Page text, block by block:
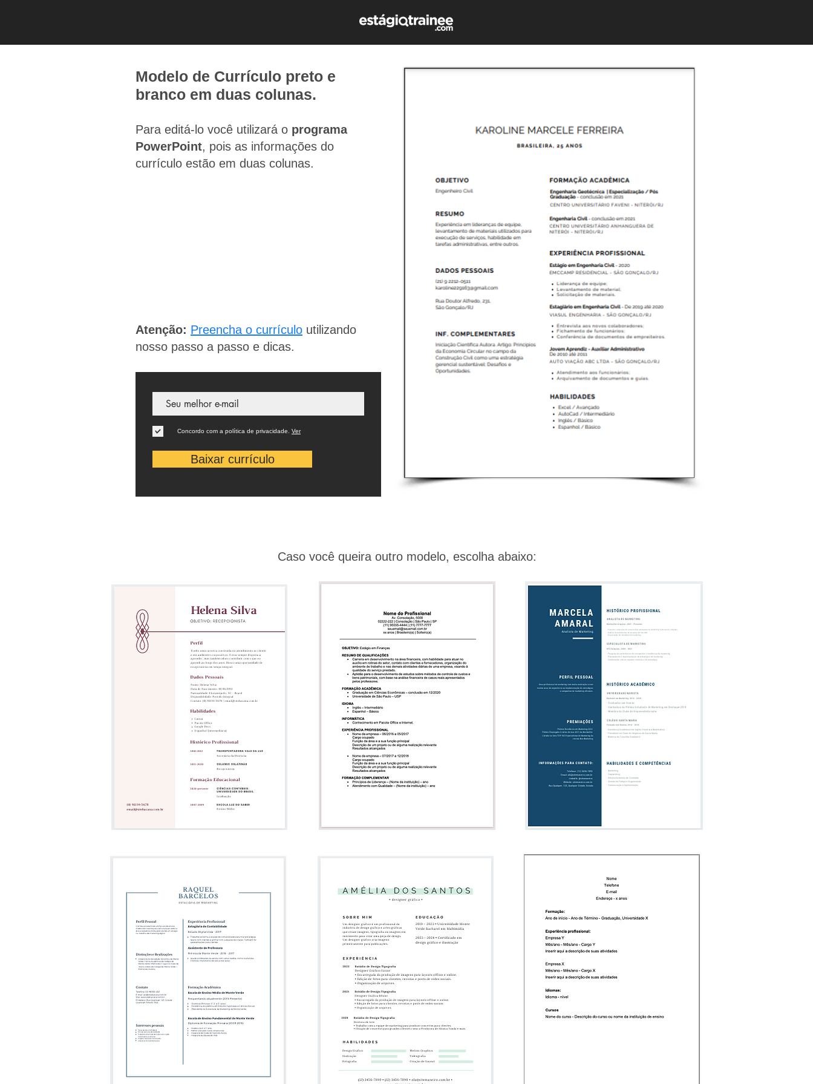
Modelo de Currículo preto e
branco em duas colunas.
Para editá-lo você utilizará o programa
PowerPoint, pois as informações do
currículo estão em duas colunas.
Concordo com a política de privacidade. Ver
Baixar currículo
Atenção: Preencha o currículo utilizando
nosso passo a passo e dicas.
Caso você queira outro modelo, escolha abaixo: